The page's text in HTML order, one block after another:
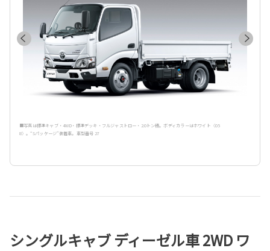
■写真は標準キャブ・4WD・標準デッキ・フルジャストロー・2.0トン積。ボディカラーはホワイト〈05
8〉。“Sパッケージ”装着車。車型番号 27
シングルキャブ ディーゼル車 2WD ワ